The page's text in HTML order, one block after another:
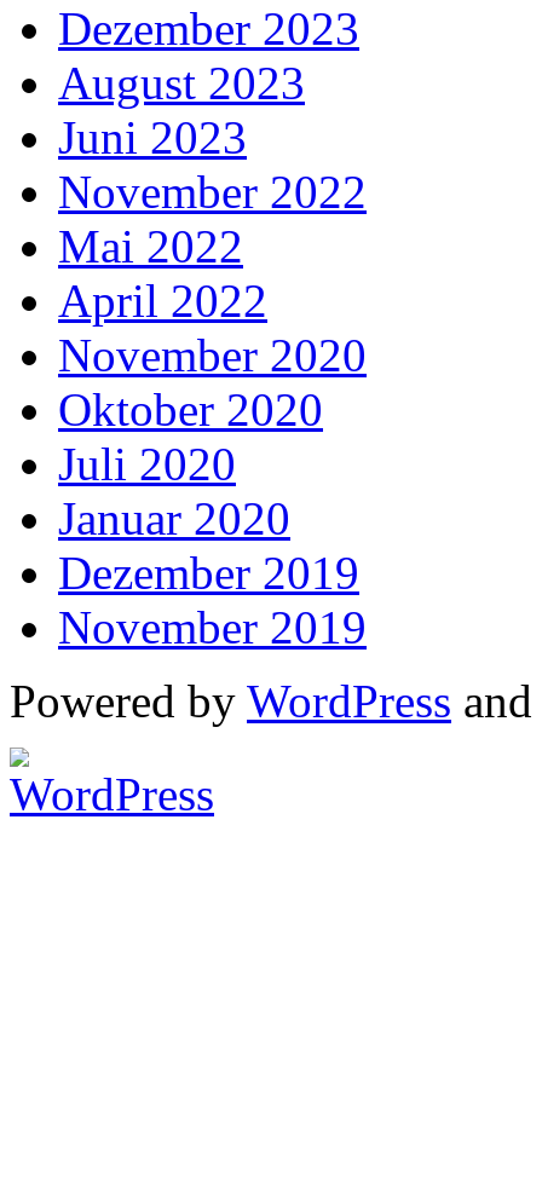
Dezember 2023
August 2023
Juni 2023
November 2022
Mai 2022
April 2022
November 2020
Oktober 2020
Juli 2020
Januar 2020
Dezember 2019
November 2019
Powered by WordPress